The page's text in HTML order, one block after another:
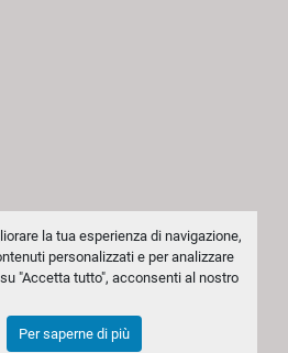
la tua esperienza di navigazione,
personalizzati e per analizzare
"Accetta tutto", acconsenti al nostro
Per saperne di più